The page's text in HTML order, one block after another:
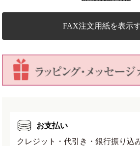
1
手
No.56A
の
減
ら
1
本
手
No.56A
増
や
FAX注文用紙を表示
お支払い
クレジット・代引き・銀行振り込